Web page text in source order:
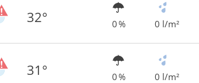
32° 0 % 0 l/m²
31° 0 % 0 l/m²